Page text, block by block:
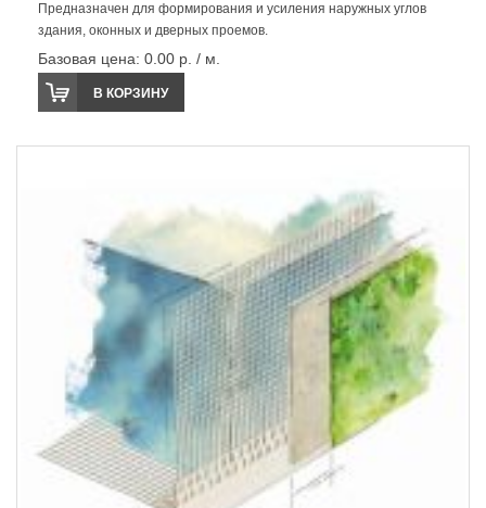
Предназначен для формирования и усиления наружных углов
здания, оконных и дверных проемов.
Базовая цена: 0.00 р. / м.
В КОРЗИНУ